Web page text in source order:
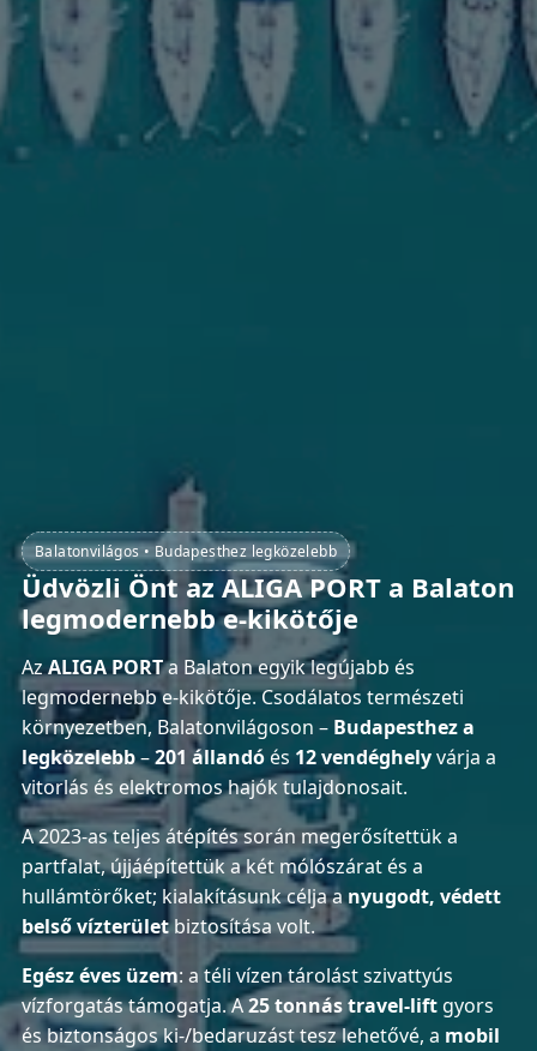
Balatonvilágos • Budapesthez legközelebb
Üdvözli Önt az ALIGA PORT a Balaton
legmodernebb e-kikötője
AzALIGA PORTa Balaton egyik legújabb és
legmodernebb e-kikötője. Csodálatos természeti
környezetben, Balatonvilágoson – Budapesthez a
legközelebb–201 állandóés 12 vendéghelyvárja a
vitorlás és elektromos hajók tulajdonosait.
A 2023-as teljes átépítés során megerősítettük a
partfalat, újjáépítettük a két mólószárat és a
hullámtörőket; kialakításunk célja anyugodt, védett
belső vízterületbiztosítása volt.
Egész éves üzem: a téli vízen tárolást szivattyús
vízforgatás támogatja. A25 tonnás travel-liftgyors
és biztonságos ki-/bedaruzást tesz lehetővé, a mobil